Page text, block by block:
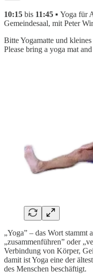
10:15 bis 11:45 ▪ Yoga für
Gemeindesaal, mit Peter
Bitte Yogamatte und
Please bring a yoga mat
„Yoga” – das Wort stammt
„zusammenführen” oder
Verbindung von Körper,
damit ist Yoga eine der
des Menschen beschäftigt.